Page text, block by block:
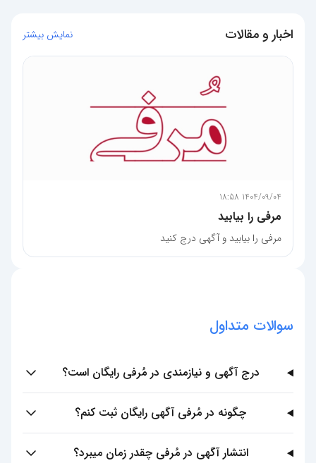
اخبار و مقالات نمایش بیشتر
1404/09/04 18:58
مرفی را بیابید
مرفی را بیابید و آگهی درج کنید
سوالات متداول
درج آگهی و نیازمندی در مُرفی رایگان است؟
چگونه در مُرفی آگهی رایگان ثبت کنم؟
انتشار آگهی در مُرفی چقدر زمان میبرد؟